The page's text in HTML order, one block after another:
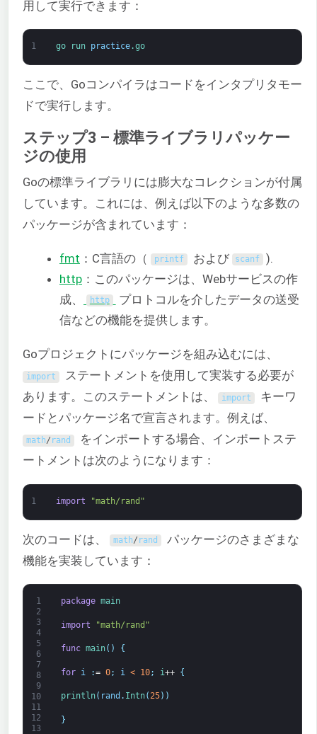
用して実行できます：
1 go run practice.go
ここで、Goコンパイラはコードをインタプリタモー
ドで実行します。
ステップ3 – 標準ライブラリパッケー
ジの使用
Goの標準ライブラリには膨大なコレクションが付属
しています。これには、例えば以下のような多数の
パッケージが含まれています：
fmt ：C言語の（ printf および scanf
).
http ：このパッケージは、Webサービスの作
成、
http
プロトコルを介したデータの送受
信などの機能を提供します。
Goプロジェクトにパッケージを組み込むには、
import ステートメントを使用して実装する必要が
あります。このステートメントは、
import キーワ
ードとパッケージ名で宣言されます。例えば、
math/ rand をインポートする場合、インポートステ
ートメントは次のようになります：
1 import "math/rand"
次のコードは、 math/ rand パッケージのさまざまな
機能を実装しています：
1
2
3
4
5
6
7
8
9
10
11
12
13
package main
import "math/rand"
func main( ) {
for i := 0; i < 10; i++ {
println( rand . Intn(25) )
}